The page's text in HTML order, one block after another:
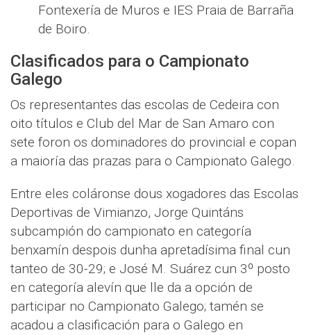
Fontexería de Muros e IES Praia de Barraña
de Boiro.
Clasificados para o Campionato
Galego
Os representantes das escolas de Cedeira con
oito títulos e Club del Mar de San Amaro con
sete foron os dominadores do provincial e copan
a maioría das prazas para o Campionato Galego.
Entre eles coláronse dous xogadores das Escolas
Deportivas de Vimianzo, Jorge Quintáns
subcampión do campionato en categoría
benxamín despois dunha apretadísima final cun
tanteo de 30-29; e José M. Suárez cun 3º posto
en categoría alevín que lle da a opción de
participar no Campionato Galego; tamén se
acadou a clasificación para o Galego en